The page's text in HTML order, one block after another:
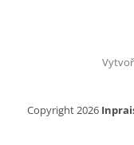
Copyright 2026